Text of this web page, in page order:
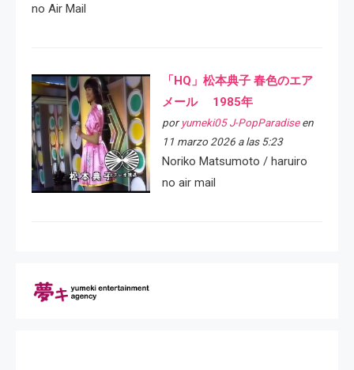
no Air Mail
「HQ」松本典子 春色のエア
メール 1985年
por yumeki05 J-PopParadiseen
11 marzo 2026 a las 5:23
Noriko Matsumoto / haruiro
no air mail